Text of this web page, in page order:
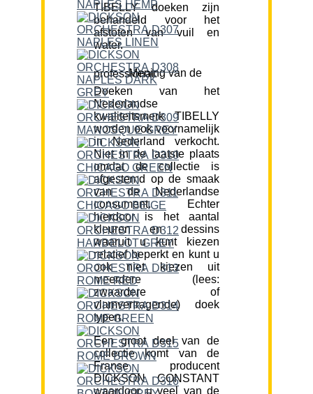
TIBELLY doeken zijn
behandeld voor het
afstoten van vuil en
water.
Mening van de professional:
Doeken van het
Nederlandse
kwaliteitsmerk TIBELLY
worden ook voornamelijk
in Nederland verkocht.
Niet in de laatste plaats
omdat de collectie is
afgestemd op de smaak
van de Nederlandse
consument. Echter
hierdoor is het aantal
kleuren en dessins
waaruit u kunt kiezen
relatief beperkt en kunt u
ook niet kiezen uit
meerdere (lees:
zwaardere of
vlamvertragende) doek
typen.
Een groot deel van de
collectie komt van de
Franse producent
DICKSON CONSTANT
waardoor u veel van de